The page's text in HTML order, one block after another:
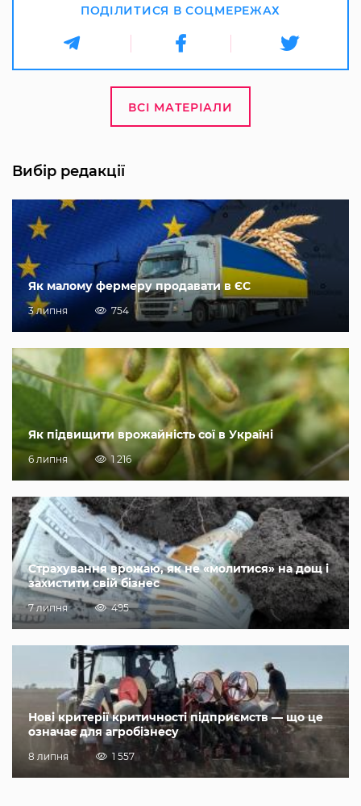
ПОДІЛИТИСЯ В СОЦМЕРЕЖАХ
ВСІ МАТЕРІАЛИ
Вибір редакції
Як малому фермеру продавати в ЄС
3 липня 754
Як підвищити врожайність сої в Україні
6 липня 1 216
Страхування врожаю, як не «молитися» на дощ і
захистити свій бізнес
7 липня 495
Нові критерії критичності підприємств — що це
означає для агробізнесу
8 липня 1 557